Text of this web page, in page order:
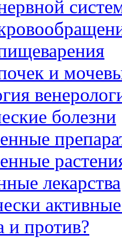
и
болезни
лекарства
против?